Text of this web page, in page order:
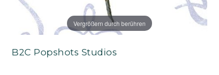
Vergrößern durch berühren
B2C Popshots Studios